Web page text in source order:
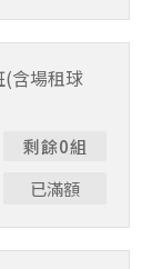
動樂趣！ 如
，POA將視
因天候因素
參閱【報名
規則。
(含場租球
剩餘0組
已滿額